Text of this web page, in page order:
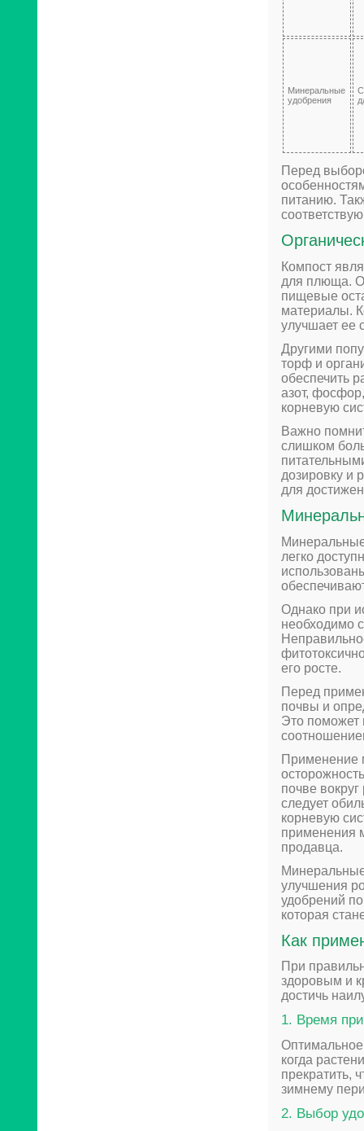
Минеральные
удобрения
Перед
питанию.
Компост
для плюща.
пищевые
материалы.
улучшает ее
Другими
торф и
обеспечить
азот,
корневую
Важно
слишком
дозировку и
для
легко
Однако при
необходимо
его росте.
Перед
почвы и
Это поможет
Применение
почве
следует
корневую
применения
продавца.
улучшения
удобрений
которая
Как
При
здоровым и
достичь
1. Время
когда
прекратить,
зимнему
2. Выбор